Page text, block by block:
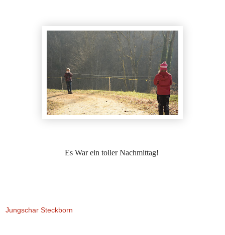
Es War ein toller Nachmittag!
Jungschar Steckborn